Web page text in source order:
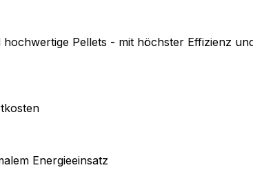
Pellets - mit höchster Effizienz
Energieeinsatz